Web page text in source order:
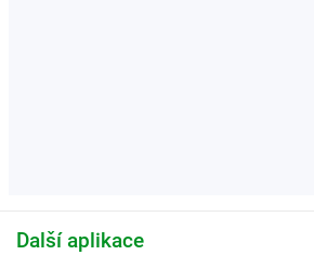
Další aplikace